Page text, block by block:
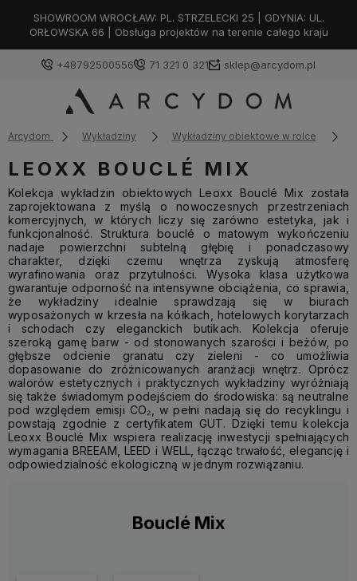
SHOWROOM WROCŁAW: PL. STRZELECKI 25 | GDYNIA: UL.
ORŁOWSKA 66 | Obsługa projektów na terenie całego kraju
+48792500556 71 321 0 321 sklep@arcydom.pl
Arcydom Wykładziny Wykładziny obiektowe w rolce
LEOXX BOUCLÉ MIX
Kolekcja wykładzin obiektowych Leoxx Bouclé Mix została
zaprojektowana z myślą o nowoczesnych przestrzeniach
komercyjnych, w których liczy się zarówno estetyka, jak i
funkcjonalność. Struktura bouclé o matowym wykończeniu
nadaje powierzchni subtelną głębię i ponadczasowy
charakter, dzięki czemu wnętrza zyskują atmosferę
wyrafinowania oraz przytulności. Wysoka klasa użytkowa
gwarantuje odporność na intensywne obciążenia, co sprawia,
że wykładziny idealnie sprawdzają się w biurach
wyposażonych w krzesła na kółkach, hotelowych korytarzach
i schodach czy eleganckich butikach. Kolekcja oferuje
szeroką gamę barw - od stonowanych szarości i beżów, po
głębsze odcienie granatu czy zieleni - co umożliwia
dopasowanie do zróżnicowanych aranżacji wnętrz. Oprócz
walorów estetycznych i praktycznych wykładziny wyróżniają
się także świadomym podejściem do środowiska: są neutralne
pod względem emisji CO₂, w pełni nadają się do recyklingu i
powstają zgodnie z certyfikatem GUT. Dzięki temu kolekcja
Leoxx Bouclé Mix wspiera realizację inwestycji spełniających
wymagania BREEAM, LEED i WELL, łącząc trwałość, elegancję i
odpowiedzialność ekologiczną w jednym rozwiązaniu.
Bouclé Mix